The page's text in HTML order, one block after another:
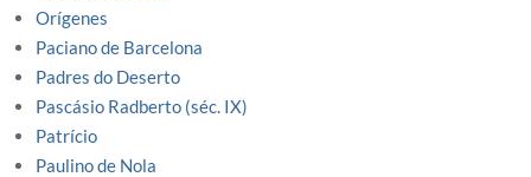
Orígenes
Paciano de Barcelona
Padres do Deserto
Pascásio Radberto (séc. IX)
Patrício
Paulino de Nola